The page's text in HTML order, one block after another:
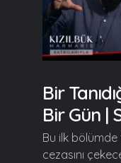
Bir
Bir Gün |
Bu ilk
cezasını